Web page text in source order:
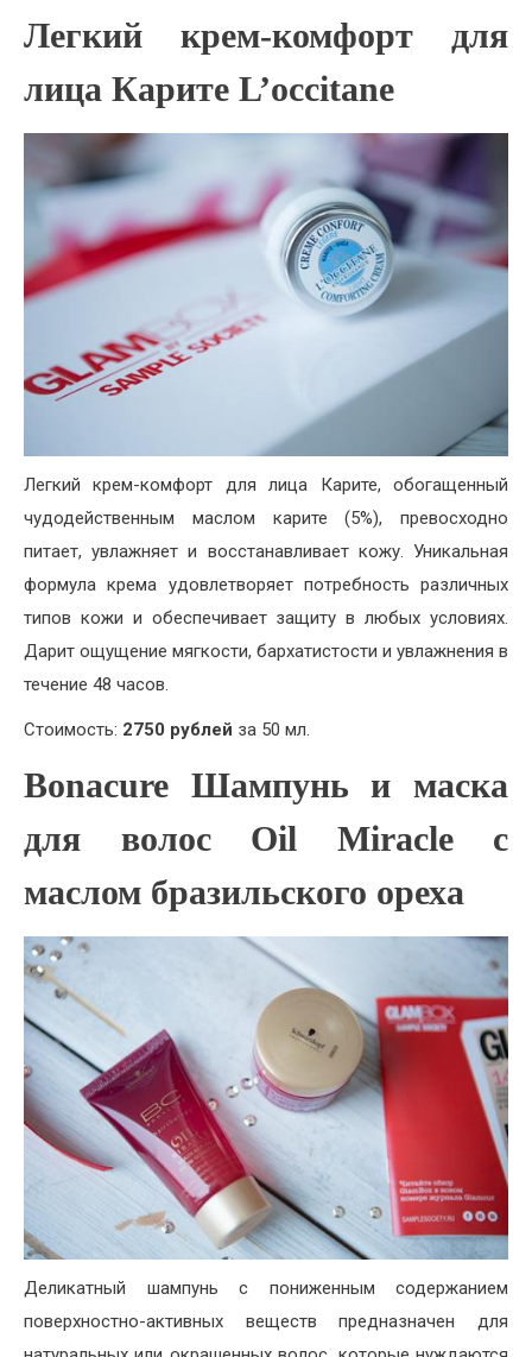
Легкий крем-комфорт для
лица Карите L’occitane
Легкий крем-комфорт для лица Карите, обогащенный
чудодейственным маслом карите (5%), превосходно
питает, увлажняет и восстанавливает кожу. Уникальная
формула крема удовлетворяет потребность различных
типов кожи и обеспечивает защиту в любых условиях.
Дарит ощущение мягкости, бархатистости и увлажнения в
течение 48 часов.
Стоимость: 2750 рублей за 50 мл.
Bonacure Шампунь и маска
для волос Oil Miracle с
маслом бразильского ореха
Деликатный шампунь с пониженным содержанием
поверхностно-активных веществ предназначен для